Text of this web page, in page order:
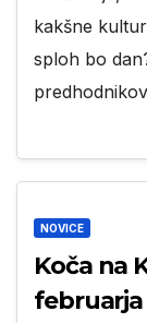
kakšne
sploh bo
NOVICE
Koča na
februarja